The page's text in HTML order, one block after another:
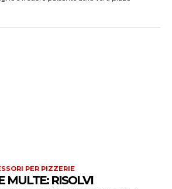
PER PIZZERIE
MULTE: RISOLVI